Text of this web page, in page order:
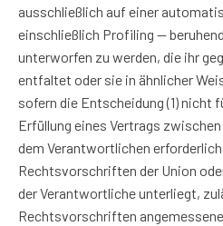
ausschließlich auf einer
einschließlich Profiling —
unterworfen zu werden, die ihr
entfaltet oder sie in ähnlicher
sofern die Entscheidung (1) nicht
Erfüllung eines Vertrags
dem Verantwortlichen
Rechtsvorschriften der Union
der Verantwortliche unterliegt,
Rechtsvorschriften